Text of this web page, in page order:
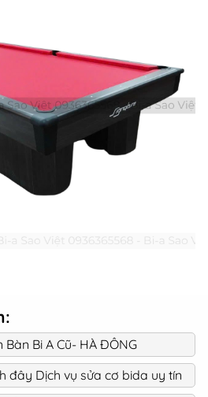
Bi A Cũ- HÀ ĐÔNG
đây Dịch vụ sửa cơ bida uy tín